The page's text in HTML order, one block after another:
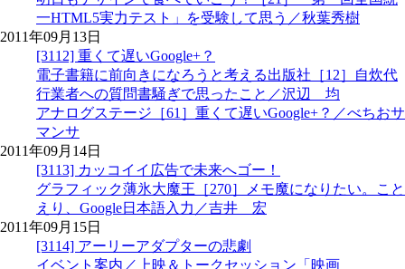
一HTML5実力テスト」を受験して思う／秋葉秀樹
2011年09月13日
[3112] 重くて遅いGoogle+？
電子書籍に前向きになろうと考える出版社［12］自炊代
行業者への質問書騒ぎで思ったこと／沢辺 均
アナログステージ［61］重くて遅いGoogle+？／べちおサ
マンサ
2011年09月14日
[3113] カッコイイ広告で未来へゴー！
グラフィック薄氷大魔王［270］メモ魔になりたい。こと
えり、Google日本語入力／吉井 宏
2011年09月15日
[3114] アーリーアダプターの悲劇
イベント案内／上映＆トークセッション「映画